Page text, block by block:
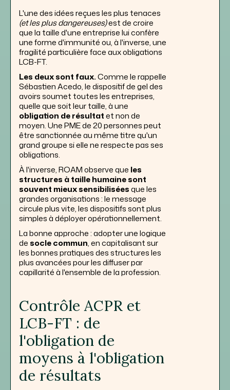
L'une des idées reçues les plus tenaces
(et les plus dangereuses)est de croire
que la taille d'une entreprise lui confère
une forme d'immunité ou, à l'inverse, une
fragilité particulière face aux obligations
LCB-FT.
Les deux sont faux.Comme le rappelle
Sébastien Acedo, le dispositif de gel des
avoirs soumet toutes les entreprises,
quelle que soit leur taille, à une
obligation de résultatet non de
moyen. Une PME de 20 personnes peut
être sanctionnée au même titre qu'un
grand groupe si elle ne respecte pas ses
obligations.
À l'inverse, ROAM observe que les
structures à taille humaine sont
souvent mieux sensibiliséesque les
grandes organisations : le message
circule plus vite, les dispositifs sont plus
simples à déployer opérationnellement.
La bonne approche : adopter une logique
de socle commun, en capitalisant sur
les bonnes pratiques des structures les
plus avancées pour les diffuser par
capillarité à l'ensemble de la profession.
Contrôle ACPR et
LCB-FT : de
l'obligation de
moyens à l'obligation
de résultats